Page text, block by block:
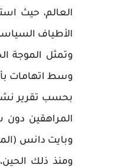
العالم، حيث
الأطياف
وتمثل الموجة
وسط اتهامات
بحسب تقرير
المراهقين
وبايت دانس
ومنذ ذلك